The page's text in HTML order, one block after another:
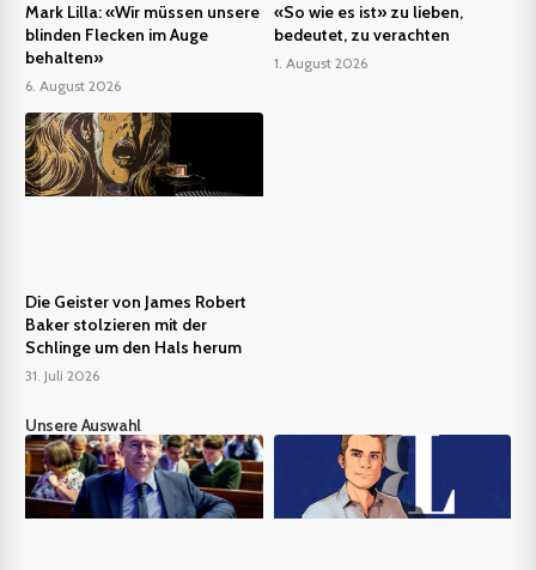
Mark Lilla: «Wir müssen unsere
blinden Flecken im Auge
behalten»
6. August 2026
«So wie es ist» zu lieben,
bedeutet, zu verachten
1. August 2026
Die Geister von James Robert
Baker stolzieren mit der
Schlinge um den Hals herum
31. Juli 2026
Unsere Auswahl